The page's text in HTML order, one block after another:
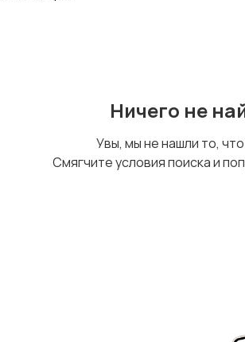
Ничего не
Увы, мы не нашли то,
Смягчите условия поиска и